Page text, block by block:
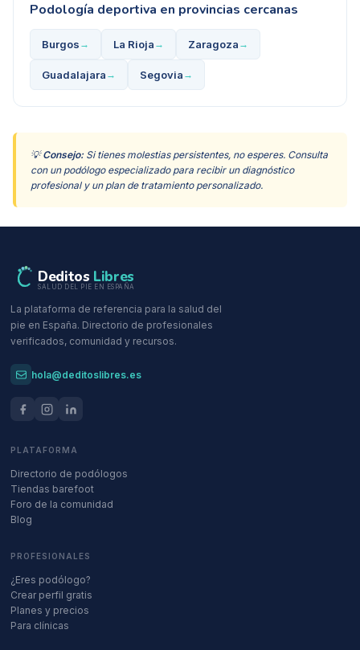
Podología deportiva en provincias cercanas
Burgos → La Rioja → Zaragoza →
Guadalajara → Segovia →
💡Consejo:Si tienes molestias persistentes, no esperes. Consulta
con un podólogo especializado para recibir un diagnóstico
profesional y un plan de tratamiento personalizado.
Deditos Libres
SALUD DEL PIE EN ESPAÑA
La plataforma de referencia para la salud del
pie en España. Directorio de profesionales
verificados, comunidad y recursos.
hola@deditoslibres.es
PLATAFORMA
Directorio de podólogos
Tiendas barefoot
Foro de la comunidad
Blog
PROFESIONALES
¿Eres podólogo?
Crear perfil gratis
Planes y precios
Para clínicas